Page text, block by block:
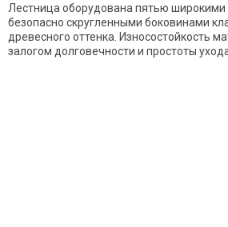
Лестница оборудована пятью широкими
безопасно скругленными боковинами
древесного оттенка. Износостойкость
залогом долговечности и простоты